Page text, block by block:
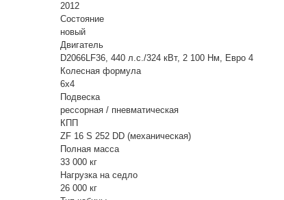
2012
Состояние
новый
Двигатель
D2066LF36, 440 л.с./324 кВт, 2 100 Нм, Евро 4
Колесная формула
6х4
Подвеска
рессорная / пневматическая
КПП
ZF 16 S 252 DD (механическая)
Полная масса
33 000 кг
Нагрузка на седло
26 000 кг